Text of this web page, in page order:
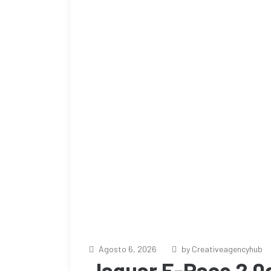
Agosto 6, 2026 by Creativeagencyhub